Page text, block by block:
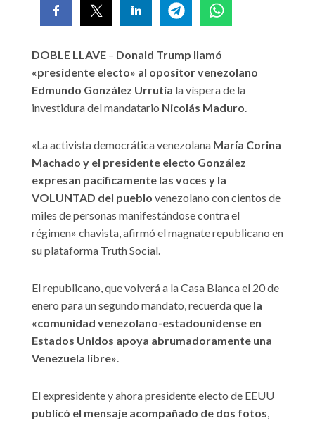
DOBLE LLAVE – Donald Trump llamó
«presidente electo» al opositor venezolano
Edmundo González Urrutia la víspera de la
investidura del mandatario Nicolás Maduro.
«La activista democrática venezolana María Corina
Machado y el presidente electo González
expresan pacíficamente las voces y la
VOLUNTAD del pueblo venezolano con cientos de
miles de personas manifestándose contra el
régimen» chavista, afirmó el magnate republicano en
su plataforma Truth Social.
El republicano, que volverá a la Casa Blanca el 20 de
enero para un segundo mandato, recuerda que la
«comunidad venezolano-estadounidense en
Estados Unidos apoya abrumadoramente una
Venezuela libre».
El expresidente y ahora presidente electo de EEUU
publicó el mensaje acompañado de dos fotos,